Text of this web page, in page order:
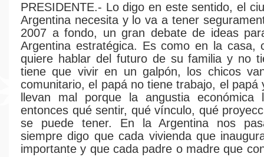
PRESIDENTE.- Lo digo en este sentido, el
Argentina necesita y lo va a tener
2007 a fondo, un gran debate de ideas
Argentina estratégica. Es como en la casa,
quiere hablar del futuro de su familia y no
tiene que vivir en un galpón, los chicos
comunitario, el papá no tiene trabajo, el papá
llevan mal porque la angustia económica
entonces qué sentir, qué vínculo, qué
se puede tener. En la Argentina nos
siempre digo que cada vivienda que
importante y que cada padre o madre que